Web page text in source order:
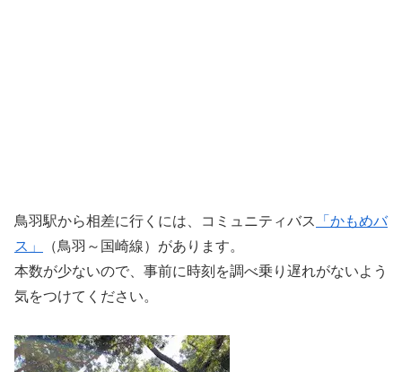
鳥羽駅から相差に行くには、コミュニティバス
「かもめバ
ス」
（鳥羽～国崎線）があります。
本数が少ないので、事前に時刻を調べ乗り遅れがないよう
気をつけてください。